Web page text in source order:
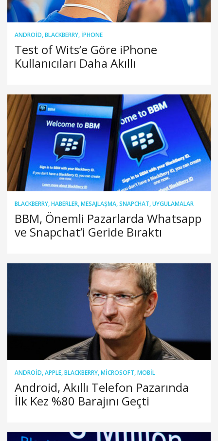
ANDROID,BLACKBERRY, IPHONE
Test of Wits’e Göre iPhone
Kullanıcıları Daha Akıllı
BLACKBERRY,HABERLER,MESAJLAŞMA,SNAPCHAT,UYGULAMALAR
BBM, Önemli Pazarlarda Whatsapp
ve Snapchat’i Geride Bıraktı
ANDROID,APPLE,BLACKBERRY,MICROSOFT,MOBIL
Android, Akıllı Telefon Pazarında
İlk Kez %80 Barajını Geçti